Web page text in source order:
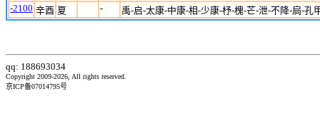
-2100 辛酉 夏 - 禹-启-太康-中康-相-少康-杼-槐-芒-泄-不降-扃-孔
qq: 188693034
Copyright 2009-2026, All rights reserved.
京ICP备07014795号